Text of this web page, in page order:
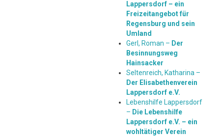
Lappersdorf – ein
Freizeitangebot für
Regensburg und sein
Umland
Gerl, Roman – Der
Besinnungsweg
Hainsacker
Seltenreich, Katharina –
Der Elisabethenverein
Lappersdorf e.V.
Lebenshilfe Lappersdorf
– Die Lebenshilfe
Lappersdorf e.V. – ein
wohltätiger Verein